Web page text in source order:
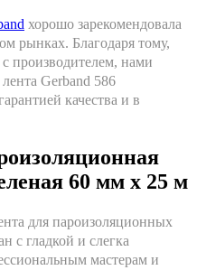
хорошо зарекомендовала
рынках. Благодаря тому,
производителем, нами
Gerband 586
качества и в
60 мм x 25 м
для пароизоляционных
с гладкой и слегка
мастерам и